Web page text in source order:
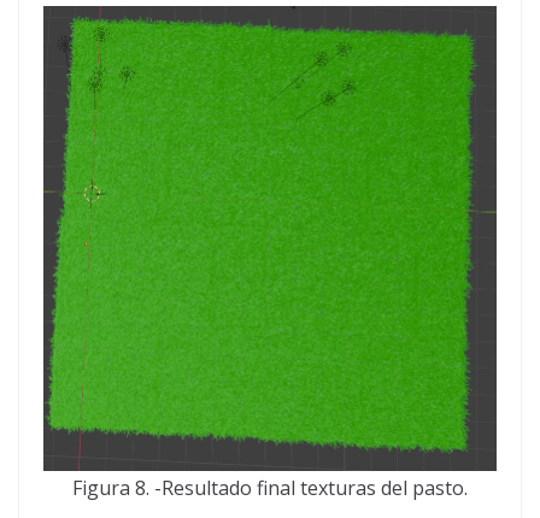
Figura 8. -Resultado final texturas del pasto.